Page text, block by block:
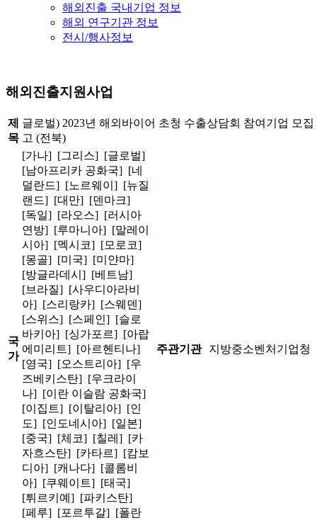
해외진출 국내기업 정보
해외 연구기관 정보
전시/행사정보
해외진출지원사업
제
목
글로벌) 2023년 해외바이어 초청 수출상담회 참여기업 모집
고 (전북)
국
가
[가나] [그리스] [글로벌]
[남아프리카 공화국] [네
덜란드] [노르웨이] [뉴질
랜드] [대만] [덴마크]
[독일] [라오스] [러시아
연방] [루마니아] [말레이
시아] [멕시코] [모로코]
[몽골] [미국] [미얀마]
[방글라데시] [베트남]
[브라질] [사우디아라비
아] [스리랑카] [스웨덴]
[스위스] [스페인] [슬로
바키아] [싱가포르] [아랍
에미리트] [아르헨티나]
[영국] [오스트리아] [우
즈베키스탄] [우크라이
나] [이란 이슬람 공화국]
[이집트] [이탈리아] [인
도] [인도네시아] [일본]
[중국] [체코] [칠레] [카
자흐스탄] [카타르] [캄보
디아] [캐나다] [콜롬비
아] [쿠웨이트] [태국]
[튀르키예] [파키스탄]
[페루] [포르투갈] [폴란
주관기관 지방중소벤처기업청